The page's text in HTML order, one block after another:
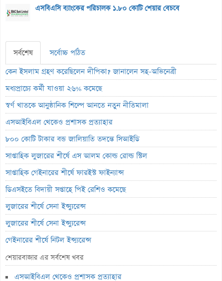
এসবিএসি ব্যাংকের পরিচালক ১.৮০ কোটি শেয়ার বেচবে
সর্বশেষ
সর্বোচ্চ পঠিত
কেন ইসলাম গ্রহণ করেছিলেন দীপিকা? জানালেন সহ-অভিনেত্রী
মধ্যপ্রাচ্যে কর্মী যাওয়া ২৬% কমেছে
স্বর্ণ খাতকে আনুষ্ঠানিক শিল্পে আনতে নতুন নীতিমালা
এসআইবিএল থেকেও প্রশাসক প্রত্যাহার
৮০০ কোটি টাকার বন্ড জালিয়াতি তদন্তে সিআইডি
সাপ্তাহিক লুজারের শীর্ষে এস আলম কোল্ড রোল্ড স্টিল
সাপ্তাহিক গেইনারের শীর্ষে ফারইস্ট ফাইন্যান্স
ডিএসইতে বিদায়ী সপ্তাহে পিই রেশিও কমেছে
লুজারের শীর্ষে সেনা ইন্স্যুরেন্স
লুজারের শীর্ষে সেনা ইন্স্যুরেন্স
গেইনারের শীর্ষে নিটল ইন্স্যুরেন্স
এসবিএসি ব্যাংকের পরিচালক ১.৮০ কোটি শেয়ার বেচবে
জুলাই কনসার্টে হাসানের মুখে আঘাত করল পানির বোতল
শেয়ারবাজার এর সর্বশেষ খবর
এসআইবিএল থেকেও প্রশাসক প্রত্যাহার